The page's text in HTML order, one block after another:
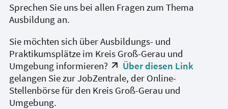
Sprechen Sie uns bei allen Fragen zum Thema
Ausbildung an.
Sie möchten sich über Ausbildungs- und
Praktikumsplätze im Kreis Groß-Gerau und
Umgebung informieren?
Über diesen Link
gelangen Sie zur JobZentrale, der Online-
Stellenbörse für den Kreis Groß-Gerau und
Umgebung.